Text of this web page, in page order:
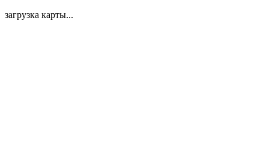
загрузка карты...